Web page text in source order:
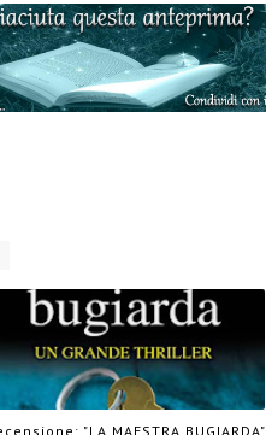
"LA MAESTRA BUGIARDA"